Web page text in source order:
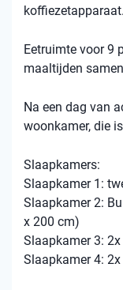
koffiezetapparaat.
Eetruimte voor 9
maaltijden
Na een dag van
woonkamer, die
Slaapkamers:
Slaapkamer 1:
Slaapkamer 2:
x 200 cm)
Slaapkamer 3:
Slaapkamer 4: